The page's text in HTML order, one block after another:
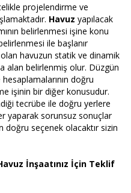
projelendirme ve
Havuz yapılacak
belirlenmesi işine konu
ile başlanır
havuzun statik ve dinamik
alan belirlenmiş olur. Düzgün
doğru
işinin bir diğer konusudur.
tecrübe ile doğru yerlere
yaparak sorunsuz sonuçlar
doğru seçenek olacaktır sizin
İnşaatınız İçin Teklif